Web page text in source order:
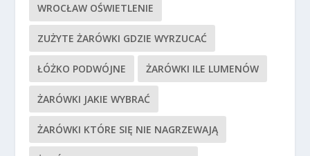
WROCŁAW OŚWIETLENIE
ZUŻYTE ŻARÓWKI GDZIE WYRZUCAĆ
ŁÓŻKO PODWÓJNE ŻARÓWKI ILE LUMENÓW
ŻARÓWKI JAKIE WYBRAĆ
ŻARÓWKI KTÓRE SIĘ NIE NAGRZEWAJĄ